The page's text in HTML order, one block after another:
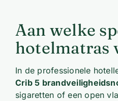
Aan welke
hotelmatras
In de professionele
Crib 5
sigaretten of een open